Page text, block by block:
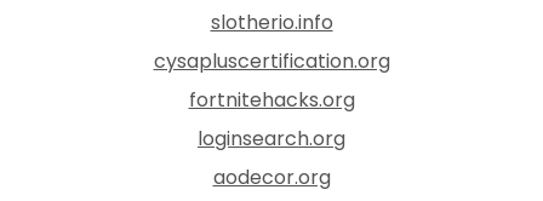
slotherio.info
cysapluscertification.org
fortnitehacks.org
loginsearch.org
aodecor.org